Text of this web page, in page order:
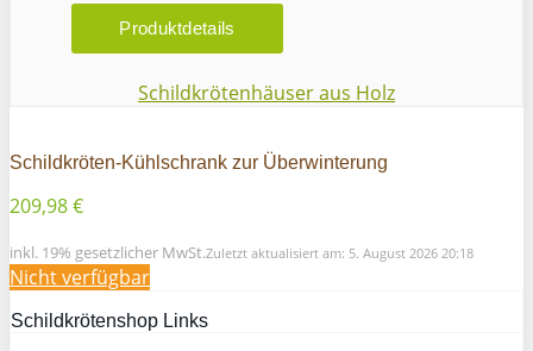
Schildkrötenhäuser aus Holz
Schildkröten-Kühlschrank zur Überwinterung
209,98 €
inkl. 19% gesetzlicher MwSt.Zuletzt aktualisiert am: 5. August 2026 20:18
Nicht verfügbar
Schildkrötenshop Links